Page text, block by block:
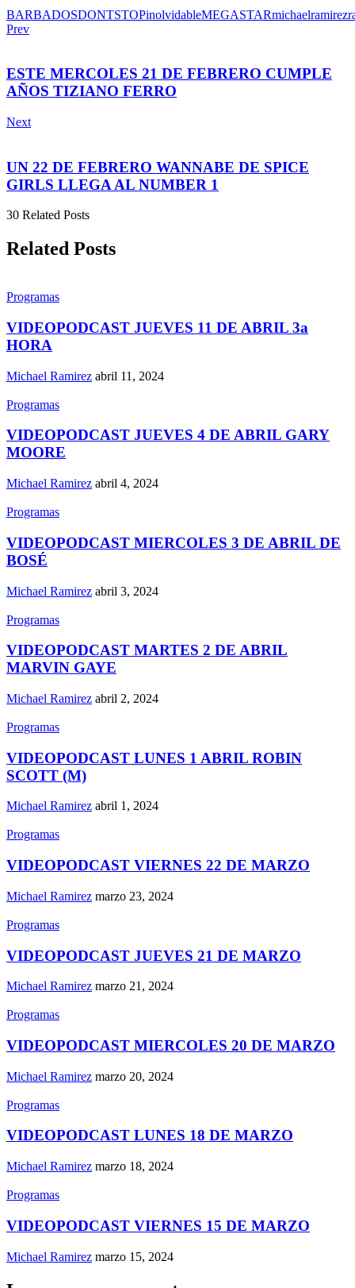
BARBADOSDONTSTOPinolvidableMEGASTAR
Prev
ESTE MERCOLES 21 DE FEBRERO CUMPLE
AÑOS TIZIANO FERRO
Next
UN 22 DE FEBRERO WANNABE DE SPICE
GIRLS LLEGA AL NUMBER 1
30 Related Posts
Related Posts
Programas
VIDEOPODCAST JUEVES 11 DE ABRIL 3a
HORA
Michael Ramirez abril 11, 2024
Programas
VIDEOPODCAST JUEVES 4 DE ABRIL GARY
MOORE
Michael Ramirez abril 4, 2024
Programas
VIDEOPODCAST MIERCOLES 3 DE ABRIL DE
BOSÉ
Michael Ramirez abril 3, 2024
Programas
VIDEOPODCAST MARTES 2 DE ABRIL
MARVIN GAYE
Michael Ramirez abril 2, 2024
Programas
VIDEOPODCAST LUNES 1 ABRIL ROBIN
SCOTT (M)
Michael Ramirez abril 1, 2024
Programas
VIDEOPODCAST VIERNES 22 DE MARZO
Michael Ramirez marzo 23, 2024
Programas
VIDEOPODCAST JUEVES 21 DE MARZO
Michael Ramirez marzo 21, 2024
Programas
VIDEOPODCAST MIERCOLES 20 DE MARZO
Michael Ramirez marzo 20, 2024
Programas
VIDEOPODCAST LUNES 18 DE MARZO
Michael Ramirez marzo 18, 2024
Programas
VIDEOPODCAST VIERNES 15 DE MARZO
Michael Ramirez marzo 15, 2024